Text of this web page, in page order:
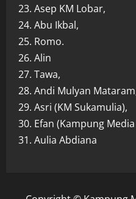
23. Asep KM Lobar,
24. Abu Ikbal,
25. Romo.
26. Alin
27. Tawa,
28. Andi Mulyan
29. Asri (KM Sukamulia),
30. Efan (Kampung
31. Aulia Abdiana